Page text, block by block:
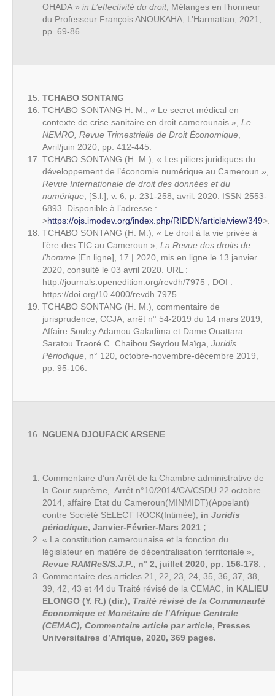
OHADA » in L’effectivité du droit, Mélanges en l’honneur
du Professeur François ANOUKAHA, L’Harmattan, 2021,
pp. 69-86.
TCHABO SONTANG
TCHABO SONTANG H. M., « Le secret médical en
contexte de crise sanitaire en droit camerounais », Le
NEMRO, Revue Trimestrielle de Droit Économique
Avril/juin 2020, pp. 412-445.
TCHABO SONTANG (H. M.), « Les piliers juridiques du
développement de l’économie numérique au Cameroun »,
Revue Internationale de droit des données et du
numérique , [S.l.], v. 6, p. 231-258, avril. 2020. ISSN 2553-
6893. Disponible à l’adresse :
>https://ojs.imodev.org/index.php/RIDDN/article/view/349>.
TCHABO SONTANG (H. M.), « Le droit à la vie privée à
l’ère des TIC au Cameroun », La Revue des droits de
l’homme [En ligne], 17 | 2020, mis en ligne le 13 janvier
2020, consulté le 03 avril 2020. URL :
http://journals.openedition.org/revdh/7975 ; DOI :
https://doi.org/10.4000/revdh.7975
TCHABO SONTANG (H. M.), commentaire de
jurisprudence, CCJA, arrêt n° 54-2019 du 14 mars 2019,
Affaire Souley Adamou Galadima et Dame Ouattara
Saratou Traoré C. Chaibou Seydou Maïga, Juridis
Périodique , n° 120, octobre-novembre-décembre 2019,
pp. 95-106.
NGUENA DJOUFACK ARSENE
Commentaire d’un Arrêt de la Chambre administrative de
la Cour suprême, Arrêt n°10/2014/CA/CSDU 22 octobre
2014, affaire Etat du Cameroun(MINMIDT)(Appelant)
contre Société SELECT ROCK(Intimée),
in Juridis
périodique, Janvier-Février-Mars 2021 ;
« La constitution camerounaise et la fonction du
législateur en matière de décentralisation territoriale »,
Revue RAMReS/S.J.P., n° 2, juillet 2020, pp. 156-178 . ;
Commentaire des articles 21, 22, 23, 24, 35, 36, 37, 38,
39, 42, 43 et 44 du Traité révisé de la CEMAC, in KALIEU
ELONGO (Y. R.) (dir.), Traité révisé de la Communauté
Economique et Monétaire de l’Afrique Centrale
(CEMAC), Commentaire article par article, Presses
Universitaires d’Afrique, 2020, 369 pages.